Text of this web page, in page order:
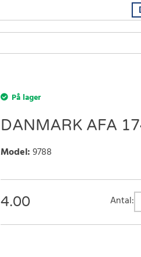
På lager
DANMARK AFA
Model:9788
4.00 Antal: